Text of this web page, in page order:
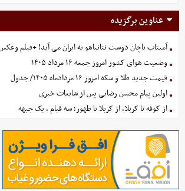
عناوین برگزیده
آمیتاب باچان دوست نتانیاهو به ایران می آید! +فیلم
وضعیت هوای کشور امروز جمعه ۱۶ مرداد ۱۴۰۵
قیمت جدید طلا و سکه امروز ۱۶ مردادماه ۱۴۰۵/ جدول
اولین پیام محسن رضایی پس از شایعات خبری
از کوفه تا کربلا، از کربلا تا ظهور؛ سه قیام ، یک جبهه